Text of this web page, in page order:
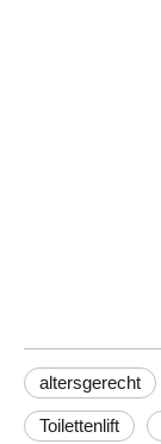
altersgerecht
Toilettenlift